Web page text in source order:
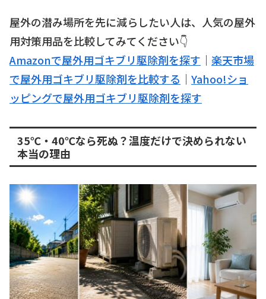
屋外の潜み場所を先に減らしたい人は、人気の屋外
用対策用品を比較してみてください👇
Amazonで屋外用ゴキブリ駆除剤を探す ｜ 楽天市場
で屋外用ゴキブリ駆除剤を比較する ｜ Yahoo!ショ
ッピングで屋外用ゴキブリ駆除剤を探す
35℃・40℃なら死ぬ？温度だけで決められない
本当の理由